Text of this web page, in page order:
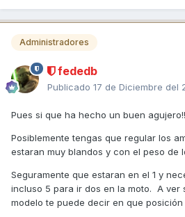
Administradores
fededb
Publicado 17 de Diciembre del
Pues si que ha hecho un buen
Posiblemente tengas que regular los
estaran muy blandos y con el peso de
Seguramente que estaran en el 1 y
incluso 5 para ir dos en la moto. A ver
modelo te puede decir en que